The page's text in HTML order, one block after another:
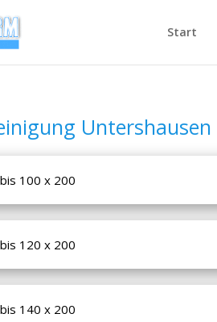
Start
Untershausen
100 x 200
120 x 200
140 x 200